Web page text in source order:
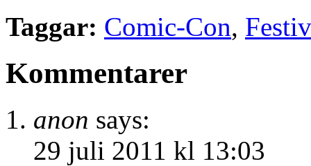
Taggar: Comic-Con,
Kommentarer
anon says:
29 juli 2011 kl 13:03